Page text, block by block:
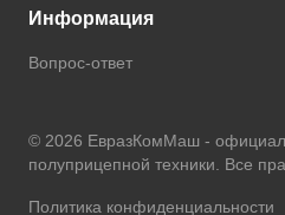
Информация
Вопрос-ответ
© 2026 ЕвразКомМаш -
полуприцепной техники . Все
Политика конфиденциальности